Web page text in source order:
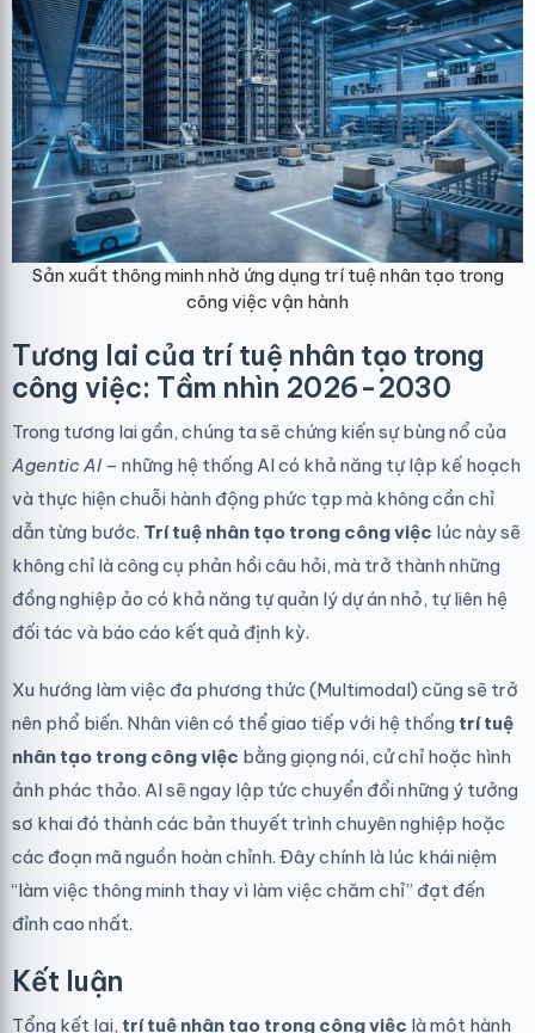
Sản xuất thông minh nhờ ứng dụng trí tuệ nhân tạo trong
công việc vận hành
Tương lai của trí tuệ nhân tạo trong
công việc: Tầm nhìn 2026-2030
Trong tương lai gần, chúng ta sẽ chứng kiến sự bùng nổ của
Agentic AI– những hệ thống AI có khả năng tự lập kế hoạch
và thực hiện chuỗi hành động phức tạp mà không cần chỉ
dẫn từng bước. Trí tuệ nhân tạo trong công việc lúc này sẽ
không chỉ là công cụ phản hồi câu hỏi, mà trở thành những
đồng nghiệp ảo có khả năng tự quản lý dự án nhỏ, tự liên hệ
đối tác và báo cáo kết quả định kỳ.
Xu hướng làm việc đa phương thức (Multimodal) cũng sẽ trở
nên phổ biến. Nhân viên có thể giao tiếp với hệ thống trí tuệ
nhân tạo trong công việc bằng giọng nói, cử chỉ hoặc hình
ảnh phác thảo. AI sẽ ngay lập tức chuyển đổi những ý tưởng
sơ khai đó thành các bản thuyết trình chuyên nghiệp hoặc
các đoạn mã nguồn hoàn chỉnh. Đây chính là lúc khái niệm
“làm việc thông minh thay vì làm việc chăm chỉ” đạt đến
đỉnh cao nhất.
Kết luận
Tổng kết lại, trí tuệ nhân tạo trong công việc là một hành